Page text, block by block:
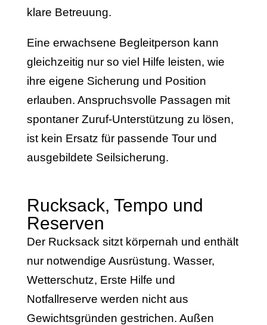
klare Betreuung.
Eine erwachsene Begleitperson kann
gleichzeitig nur so viel Hilfe leisten, wie
ihre eigene Sicherung und Position
erlauben. Anspruchsvolle Passagen mit
spontaner Zuruf-Unterstützung zu lösen,
ist kein Ersatz für passende Tour und
ausgebildete Seilsicherung.
Rucksack, Tempo und
Reserven
Der Rucksack sitzt körpernah und enthält
nur notwendige Ausrüstung. Wasser,
Wetterschutz, Erste Hilfe und
Notfallreserve werden nicht aus
Gewichtsgründen gestrichen. Außen